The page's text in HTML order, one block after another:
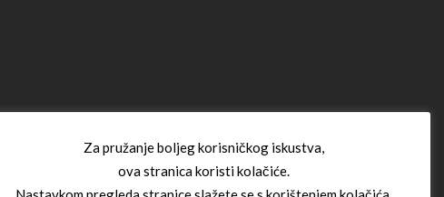
Za pružanje boljeg korisničkog iskustva,
ova stranica koristi kolačiće.